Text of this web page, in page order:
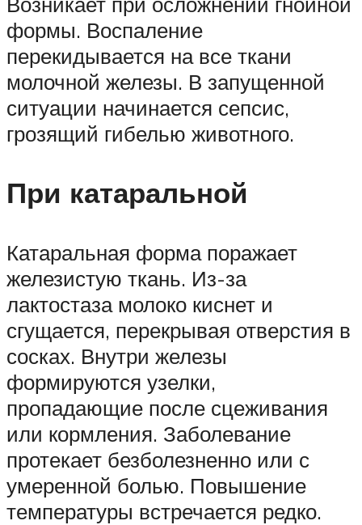
формы. Воспаление
перекидывается на все ткани
молочной железы. В запущенной
ситуации начинается сепсис,
грозящий гибелью животного.
При катаральной
Катаральная форма поражает
железистую ткань. Из-за
лактостаза молоко киснет и
сгущается, перекрывая отверстия в
сосках. Внутри железы
формируются узелки,
пропадающие после сцеживания
или кормления. Заболевание
протекает безболезненно или с
умеренной болью. Повышение
температуры встречается редко.